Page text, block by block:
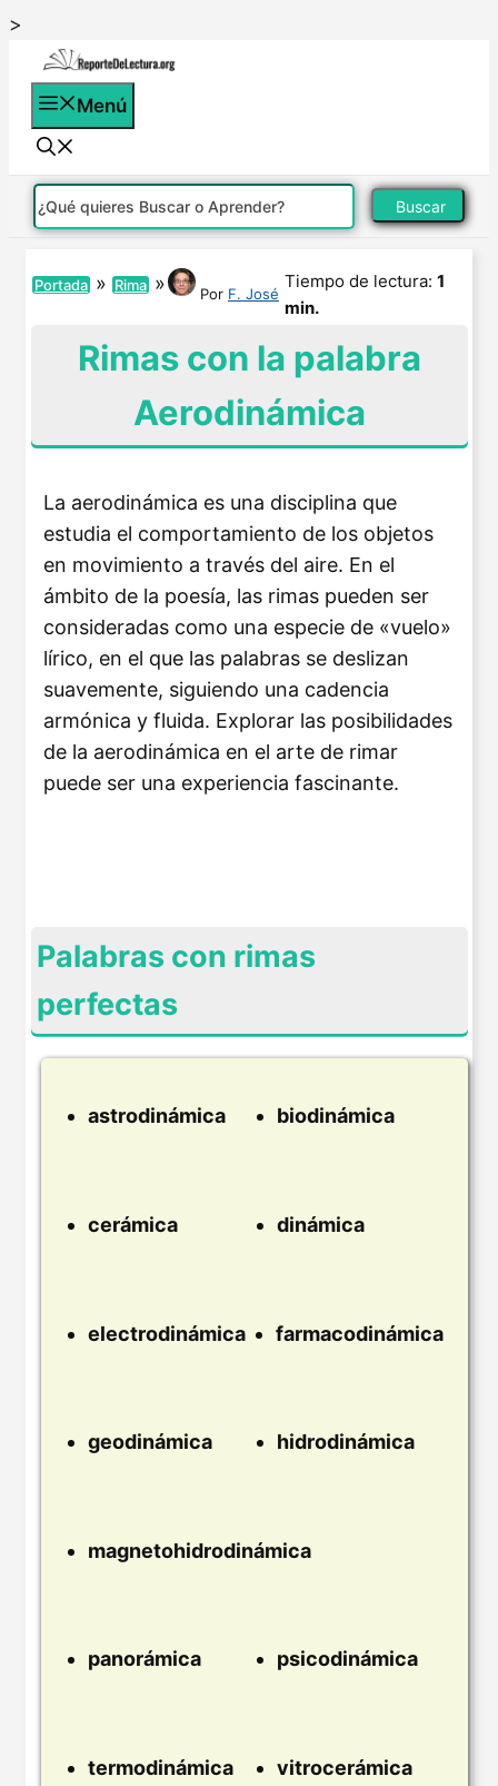
>
contenido
Menú
Buscar
Portada » Rima » Por F. José
Tiempo de lectura: 1
min.
Rimas con la palabra
Aerodinámica
La aerodinámica es una disciplina que
estudia el comportamiento de los objetos
en movimiento a través del aire. En el
ámbito de la poesía, las rimas pueden ser
consideradas como una especie de «vuelo»
lírico, en el que las palabras se deslizan
suavemente, siguiendo una cadencia
armónica y fluida. Explorar las posibilidades
de la aerodinámica en el arte de rimar
puede ser una experiencia fascinante.
Palabras con rimas
perfectas
astrodinámica biodinámica
cerámica dinámica
electrodinámica farmacodinámica
geodinámica hidrodinámica
magnetohidrodinámica
panorámica psicodinámica
termodinámica vitrocerámica